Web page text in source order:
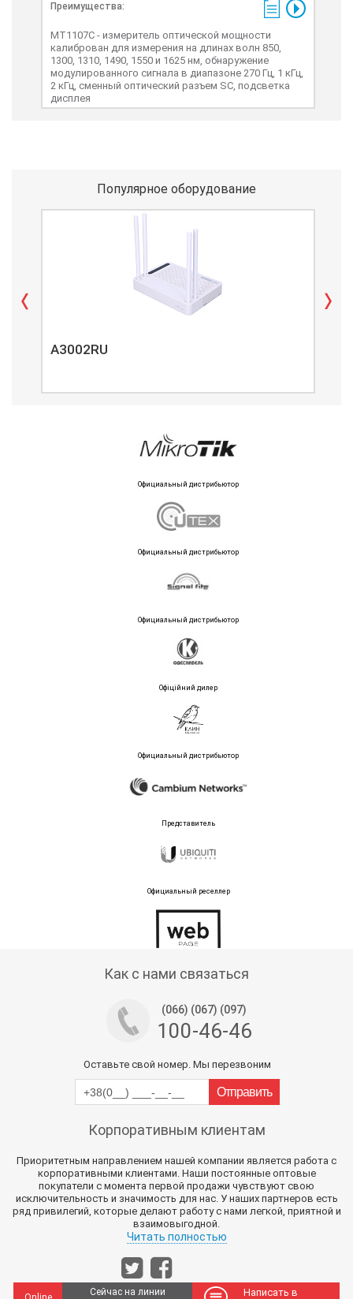
Преимущества:
MT1107C - измеритель оптической мощности
калиброван для измерения на длинах волн 850,
1300, 1310, 1490, 1550 и 1625 нм, обнаружение
модулированного сигнала в диапазоне 270 Гц, 1 кГц,
2 кГц, сменный оптический разъем SC, подсветка
дисплея
Популярное оборудование
A3002RU
Официальный дистрибьютор
Официальный дистрибьютор
Официальный дистрибьютор
Офіційний дилер
Официальный дистрибьютор
Представитель
Официальный реселлер
Как с нами связаться
(066) (067) (097)
100-46-46
Оставьте свой номер. Мы перезвоним
Корпоративным клиентам
Приоритетным направлением нашей компании является работа с
корпоративными клиентами. Наши постоянные оптовые
покупатели с момента первой продажи чувствуют свою
исключительность и значимость для нас. У наших партнеров есть
ряд привилегий, которые делают работу с нами легкой, приятной и
взаимовыгодной.
Читать полностью
Сейчас на линии
Написать в